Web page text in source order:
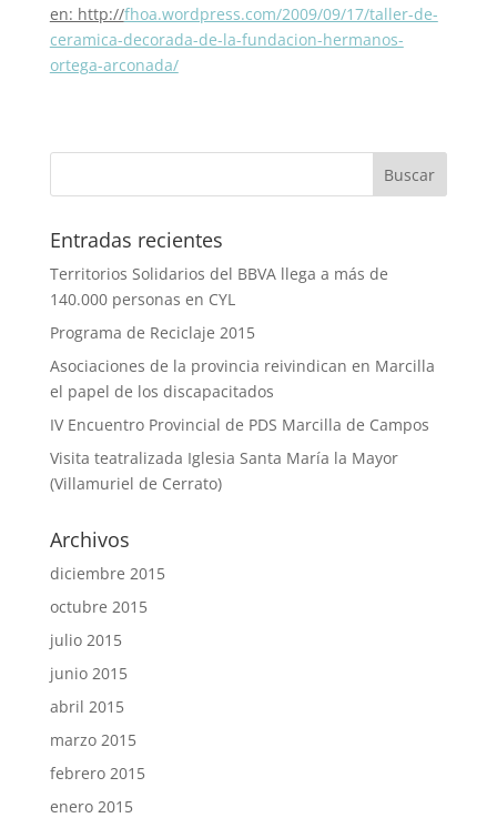
en: http://fhoa.wordpress.com/2009/09/17/taller-de-
ceramica-decorada-de-la-fundacion-hermanos-
ortega-arconada/
Entradas recientes
Territorios Solidarios del BBVA llega a más de
140.000 personas en CYL
Programa de Reciclaje 2015
Asociaciones de la provincia reivindican en Marcilla
el papel de los discapacitados
IV Encuentro Provincial de PDS Marcilla de Campos
Visita teatralizada Iglesia Santa María la Mayor
(Villamuriel de Cerrato)
Archivos
diciembre 2015
octubre 2015
julio 2015
junio 2015
abril 2015
marzo 2015
febrero 2015
enero 2015